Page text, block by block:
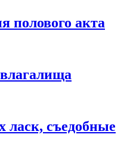
полового акта
ласк, съедобные